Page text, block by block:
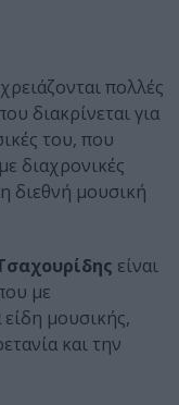
πολλές
διακρίνεται για
του, που
διαχρονικές
διεθνή μουσική
είναι
με
είδη μουσικής,
και την